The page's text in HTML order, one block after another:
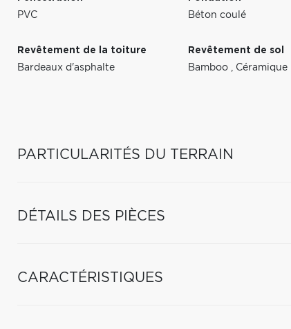
PVC
Béton coulé
Revêtement de la toiture
Bardeaux d'asphalte
Revêtement de sol
Bamboo , Céramique
PARTICULARITÉS DU TERRAIN
DÉTAILS DES PIÈCES
CARACTÉRISTIQUES